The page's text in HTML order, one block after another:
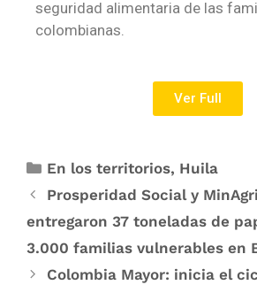
seguridad alimentaria de las
colombianas.
Ver Full
En los territorios, Huila
Prosperidad Social y
entregaron 37 toneladas de
3.000 familias vulnerables en
Colombia Mayor: inicia el